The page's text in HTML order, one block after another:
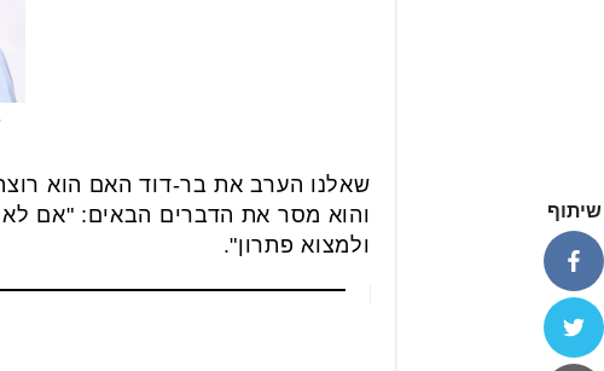
שאלנו הערב את בר-דוד האם הוא
והוא מסר את הדברים הבאים: "אם לא
ולמצוא פתרון".
שיתוף